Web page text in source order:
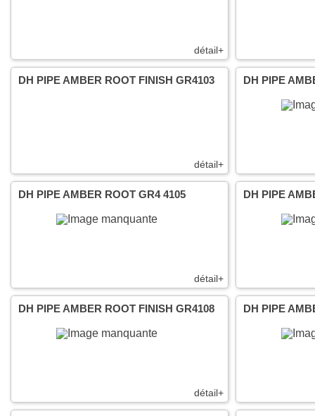
détail+
détail+
DH PIPE AMBER ROOT FINISH GR4103 DH PIPE
détail+
DH PIPE AMBER ROOT GR4 4105 DH PIPE
détail+
DH PIPE AMBER ROOT FINISH GR4108 DH PIPE